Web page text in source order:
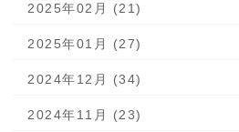
2025年02月 (21)
2025年01月 (27)
2024年12月 (34)
2024年11月 (23)